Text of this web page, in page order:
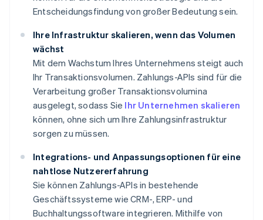
Entscheidungsfindung von großer Bedeutung sein.
Ihre Infrastruktur skalieren, wenn das Volumen
wächst
Mit dem Wachstum Ihres Unternehmens steigt auch
Ihr Transaktionsvolumen. Zahlungs-APIs sind für die
Verarbeitung großer Transaktionsvolumina
ausgelegt, sodass Sie Ihr Unternehmen skalieren
können, ohne sich um Ihre Zahlungsinfrastruktur
sorgen zu müssen.
Integrations- und Anpassungsoptionen für eine
nahtlose Nutzererfahrung
Sie können Zahlungs-APIs in bestehende
Geschäftssysteme wie CRM-, ERP- und
Buchhaltungssoftware integrieren. Mithilfe von